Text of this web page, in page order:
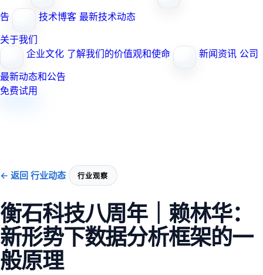
告
技术博客 最新技术动态
关于我们
企业文化 了解我们的价值观和使命 新闻资讯 公司
最新动态和公告
免费试用
← 返回 行业动态 行业观察
衡石科技八周年｜赖林华：
新形势下数据分析框架的一
般原理